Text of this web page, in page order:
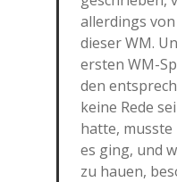
allerdings
dieser WM.
ersten WM-
den
keine Rede
hatte,
es ging, und
zu hauen,